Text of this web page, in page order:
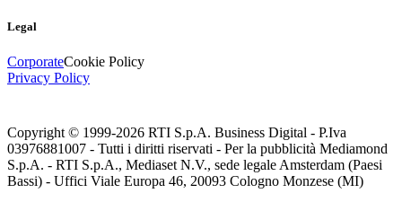
Legal
CorporateCookie Policy
Privacy Policy
Copyright © 1999-2026 RTI S.p.A. Business Digital - P.Iva
03976881007 - Tutti i diritti riservati - Per la pubblicità Mediamond
S.p.A. - RTI S.p.A., Mediaset N.V., sede legale Amsterdam (Paesi
Bassi) - Uffici Viale Europa 46, 20093 Cologno Monzese (MI)